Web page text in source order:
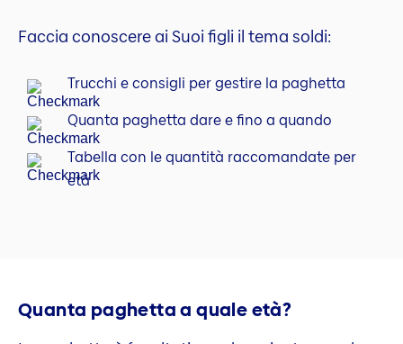
Faccia conoscere ai Suoi figli il tema soldi:
Trucchi e consigli per gestire la paghetta
Quanta paghetta dare e fino a quando
Tabella con le quantità raccomandate per
età
Quanta paghetta a quale età?